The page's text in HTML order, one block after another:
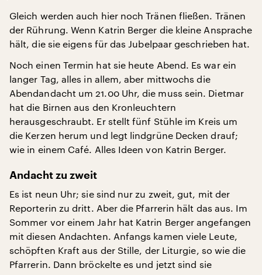
Gleich werden auch hier noch Tränen fließen. Tränen
der Rührung. Wenn Katrin Berger die kleine Ansprache
hält, die sie eigens für das Jubelpaar geschrieben hat.
Noch einen Termin hat sie heute Abend. Es war ein
langer Tag, alles in allem, aber mittwochs die
Abendandacht um 21.00 Uhr, die muss sein. Dietmar
hat die Birnen aus den Kronleuchtern
herausgeschraubt. Er stellt fünf Stühle im Kreis um
die Kerzen herum und legt lindgrüne Decken drauf;
wie in einem Café. Alles Ideen von Katrin Berger.
Andacht zu zweit
Es ist neun Uhr; sie sind nur zu zweit, gut, mit der
Reporterin zu dritt. Aber die Pfarrerin hält das aus. Im
Sommer vor einem Jahr hat Katrin Berger angefangen
mit diesen Andachten. Anfangs kamen viele Leute,
schöpften Kraft aus der Stille, der Liturgie, so wie die
Pfarrerin. Dann bröckelte es und jetzt sind sie